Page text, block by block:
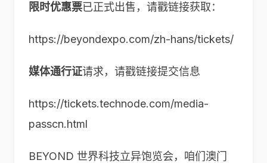
限时优惠票已正式出售，请戳链接获取：
https://beyondexpo.com/zh-hans/tickets/
媒体通行证请求，请戳链接提交信息
https://tickets.technode.com/media-
passcn.html
BEYOND 世界科技立异饱览会，咱们澳门